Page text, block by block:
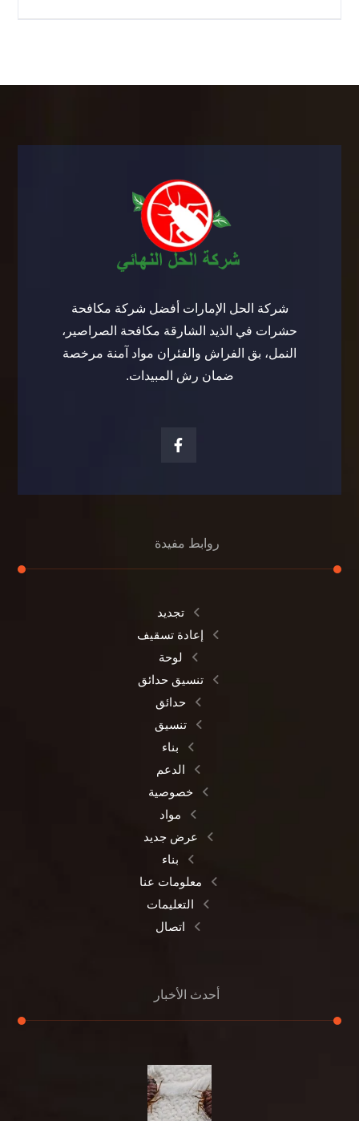
شركة الحل الإمارات أفضل شركة مكافحة
حشرات في الذيد الشارقة مكافحة الصراصير،
النمل، بق الفراش والفئران مواد آمنة مرخصة
ضمان رش المبيدات.
روابط مفيدة
تجديد
إعادة تسقيف
لوحة
تنسيق حدائق
حدائق
تنسيق
بناء
الدعم
خصوصية
مواد
عرض جديد
بناء
معلومات عنا
التعليمات
اتصال
أحدث الأخبار